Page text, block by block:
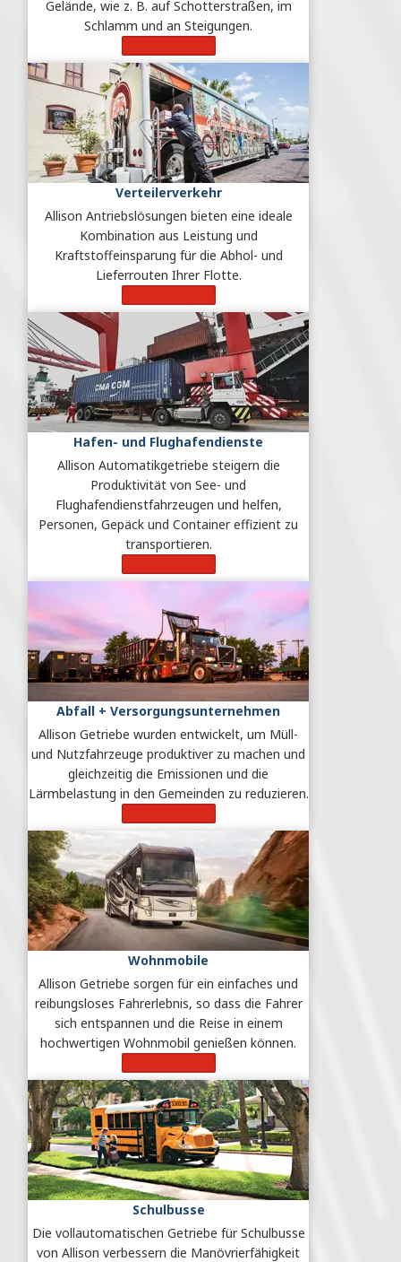
Gelände, wie z. B. auf Schotterstraßen, im
Schlamm und an Steigungen.
Verteilerverkehr
Allison Antriebslösungen bieten eine ideale
Kombination aus Leistung und
Kraftstoffeinsparung für die Abhol- und
Lieferrouten Ihrer Flotte.
Hafen- und Flughafendienste
Allison Automatikgetriebe steigern die
Produktivität von See- und
Flughafendienstfahrzeugen und helfen,
Personen, Gepäck und Container effizient zu
transportieren.
Abfall + Versorgungsunternehmen
Allison Getriebe wurden entwickelt, um Müll-
und Nutzfahrzeuge produktiver zu machen und
gleichzeitig die Emissionen und die
Lärmbelastung in den Gemeinden zu reduzieren.
Wohnmobile
Allison Getriebe sorgen für ein einfaches und
reibungsloses Fahrerlebnis, so dass die Fahrer
sich entspannen und die Reise in einem
hochwertigen Wohnmobil genießen können.
Schulbusse
Die vollautomatischen Getriebe für Schulbusse
von Allison verbessern die Manövrierfähigkeit